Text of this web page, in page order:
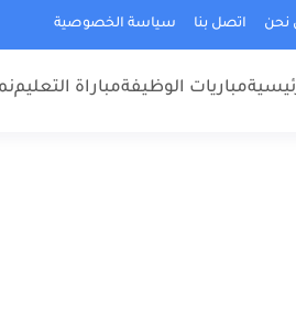
نحن اتصل بنا سياسة الخصوصية
مباريات الوظيفةمباراة التعليم